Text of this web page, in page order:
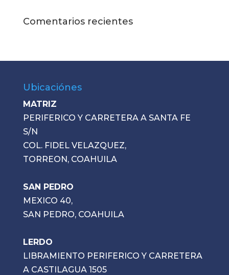
Comentarios recientes
Ubicaciónes
MATRIZ
PERIFERICO Y CARRETERA A SANTA FE
S/N
COL. FIDEL VELAZQUEZ,
TORREON, COAHUILA
SAN PEDRO
MEXICO 40,
SAN PEDRO, COAHUILA
LERDO
LIBRAMIENTO PERIFERICO Y CARRETERA
A CASTILAGUA 1505